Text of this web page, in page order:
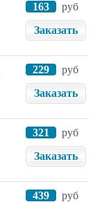
163
руб
Заказать
229
руб
Заказать
321
руб
Заказать
439
руб